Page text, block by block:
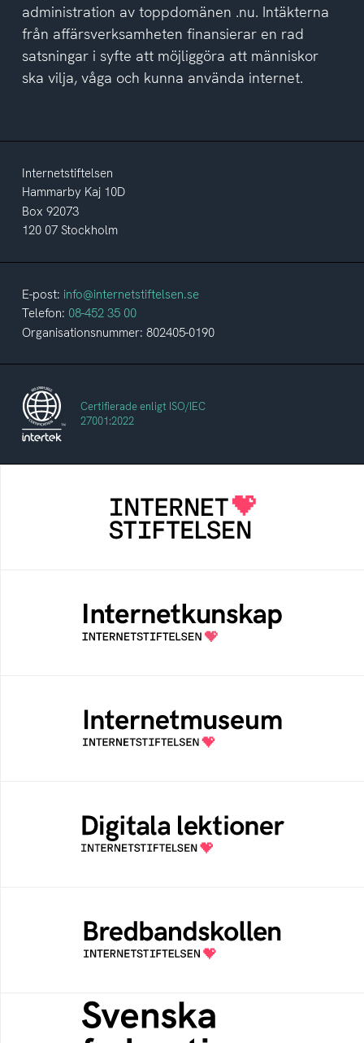
administration av toppdomänen .nu. Intäkterna
från affärsverksamheten finansierar en rad
satsningar i syfte att möjliggöra att människor
ska vilja, våga och kunna använda internet.
Internetstiftelsen
Hammarby Kaj 10D
Box 92073
120 07 Stockholm
E-post: info@internetstiftelsen.se
Telefon: 08-452 35 00
Organisationsnummer: 802405-0190
Certifierade enligt ISO/IEC
27001:2022
Internetstiftelsen verkar för ett internet som
bidrar positivt till människan och samhället
Samlad kunskap som hjälper dig att bli en
säker och medveten internetanvändare
Ett digitalt museum som byggts, och kureras
av Internetstiftelsen
Öppen digital lärresurs med färdiga lektioner
för alla stadier i grundskolan
Bredbandskollen är ett oberoende
konsumentverktyg som drivs av
Internetstiftelsen
Svenska federationer